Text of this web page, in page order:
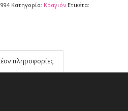
Κατηγορία: Κραγιόν Ετικέτα:
πληροφορίες